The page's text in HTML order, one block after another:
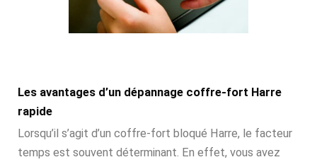
Les avantages d’un dépannage coffre-fort Harre
rapide
Lorsqu’il s’agit d’un coffre-fort bloqué Harre, le facteur
temps est souvent déterminant. En effet, vous avez